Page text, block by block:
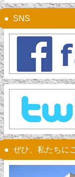
SNS
ぜひ、私たちに